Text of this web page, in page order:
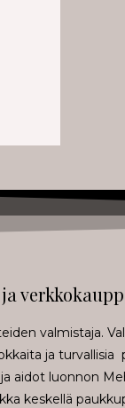
valmistaja.
ja
luonnon
keskellä